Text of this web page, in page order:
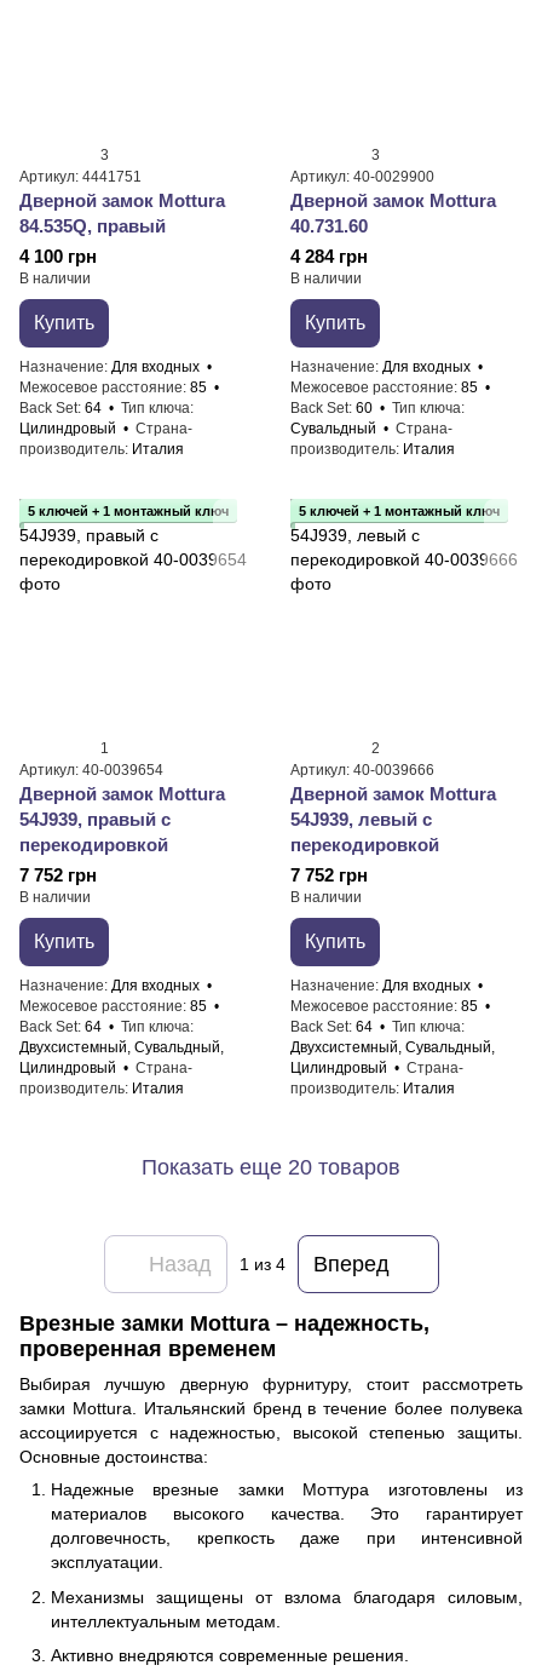
3
Артикул: 4441751
Дверной замок Mottura
84.535Q, правый
4 100 грн
В наличии
Купить
Назначение Для входных
Межосевое расстояние 85
Back Set 64
Тип ключа
Цилиндровый
Страна-
производитель Италия
3
Артикул: 40-0029900
Дверной замок Mottura
40.731.60
4 284 грн
В наличии
Купить
Назначение Для входных
Межосевое расстояние 85
Back Set 60
Тип ключа
Сувальдный
Страна-
производитель Италия
5 ключей + 1 монтажный ключ
1
Артикул: 40-0039654
Дверной замок Mottura
54J939, правый с
перекодировкой
7 752 грн
В наличии
Купить
Назначение Для входных
Межосевое расстояние 85
Back Set 64
Тип ключа
Двухсистемный, Сувальдный,
Цилиндровый
Страна-
производитель Италия
5 ключей + 1 монтажный ключ
2
Артикул: 40-0039666
Дверной замок Mottura
54J939, левый с
перекодировкой
7 752 грн
В наличии
Купить
Назначение Для входных
Межосевое расстояние 85
Back Set 64
Тип ключа
Двухсистемный, Сувальдный,
Цилиндровый
Страна-
производитель Италия
Показать еще 20 товаров
Назад 1 из 4 Вперед
Врезные замки Mottura – надежность,
проверенная временем
Выбирая лучшую дверную фурнитуру, стоит рассмотреть
замки Mottura. Итальянский бренд в течение более полувека
ассоциируется с надежностью, высокой степенью защиты.
Основные достоинства:
Надежные врезные замки Моттура изготовлены из
материалов высокого качества. Это гарантирует
долговечность, крепкость даже при интенсивной
эксплуатации.
Механизмы защищены от взлома благодаря силовым,
интеллектуальным методам.
Активно внедряются современные решения.